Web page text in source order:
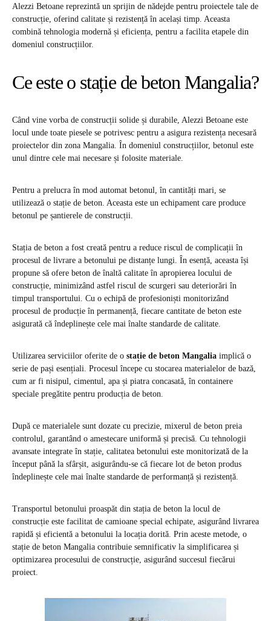
Alezzi Betoane reprezintă un sprijin de nădejde pentru proiectele tale de
construcție, oferind calitate și rezistență în același timp. Aceasta
combină tehnologia modernă și eficiența, pentru a facilita etapele din
domeniul construcțiilor.
Ce este o stație de beton Mangalia?
Când vine vorba de construcții solide și durabile, Alezzi Betoane este
locul unde toate piesele se potrivesc pentru a asigura rezistența necesară
proiectelor din zona Mangalia. În domeniul construcțiilor, betonul este
unul dintre cele mai necesare și folosite materiale.
Pentru a prelucra în mod automat betonul, în cantități mari, se
utilizează o stație de beton. Aceasta este un echipament care produce
betonul pe șantierele de construcții.
Stația de beton a fost creată pentru a reduce riscul de complicații în
procesul de livrare a betonului pe distanțe lungi. În esență, aceasta își
propune să ofere beton de înaltă calitate în apropierea locului de
construcție, minimizând astfel riscul de scurgeri sau deteriorări în
timpul transportului. Cu o echipă de profesioniști monitorizând
procesul de producție în permanență, fiecare cantitate de beton este
asigurată că îndeplinește cele mai înalte standarde de calitate.
Utilizarea serviciilor oferite de o stație de beton Mangalia implică o
serie de pași esențiali. Procesul începe cu stocarea materialelor de bază,
cum ar fi nisipul, cimentul, apa și piatra concasată, în containere
speciale pregătite pentru producția de beton.
După ce materialele sunt dozate cu precizie, mixerul de beton preia
controlul, garantând o amestecare uniformă și precisă. Cu tehnologii
avansate integrate în stație, calitatea betonului este monitorizată de la
început până la sfârșit, asigurându-se că fiecare lot de beton produs
îndeplinește cele mai înalte standarde de performanță și rezistență.
Transportul betonului proaspăt din stația de beton la locul de
construcție este facilitat de camioane special echipate, asigurând livrarea
rapidă și eficientă a betonului la locația dorită. Prin aceste metode, o
stație de beton Mangalia contribuie semnificativ la simplificarea și
optimizarea procesului de construcție, asigurând succesul fiecărui
proiect.